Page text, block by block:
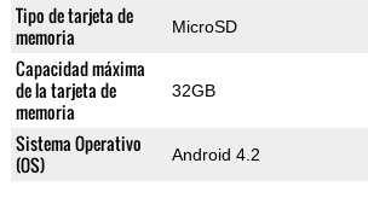
Tipo de tarjeta de
memoria
MicroSD
Capacidad máxima
de la tarjeta de
memoria
32GB
Sistema Operativo
(OS)
Android 4.2